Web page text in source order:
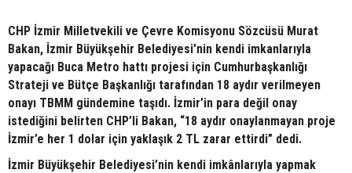
CHP İzmir Milletvekili ve Çevre Komisyonu Sözcüsü Murat
Bakan, İzmir Büyükşehir Belediyesi’nin kendi imkanlarıyla
yapacağı Buca Metro hattı projesi için Cumhurbaşkanlığı
Strateji ve Bütçe Başkanlığı tarafından 18 aydır verilmeyen
onayı TBMM gündemine taşıdı. İzmir’in para değil onay
istediğini belirten CHP’li Bakan, “18 aydır onaylanmayan proje
İzmir’e her 1 dolar için yaklaşık 2 TL zarar ettirdi” dedi.
İzmir Büyükşehir Belediyesi’nin kendi imkânlarıyla yapmak